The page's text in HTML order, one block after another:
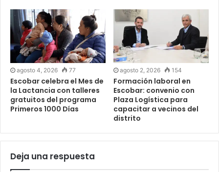
agosto 4, 2026 77
Escobar celebra el Mes de
la Lactancia con talleres
gratuitos del programa
Primeros 1000 Días
agosto 2, 2026 154
Formación laboral en
Escobar: convenio con
Plaza Logística para
capacitar a vecinos del
distrito
Deja una respuesta